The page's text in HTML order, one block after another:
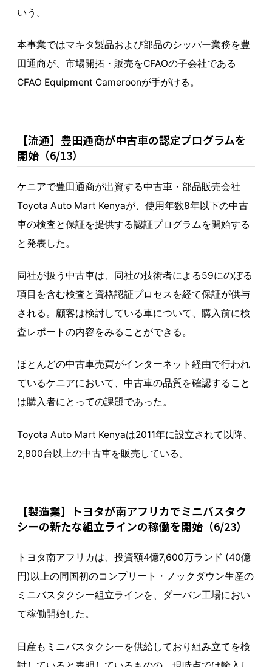
いう。
本事業ではマキタ製品および部品のシッパー業務を豊
田通商が、市場開拓・販売をCFAOの子会社である
CFAO Equipment Cameroonが手がける。
【流通】豊田通商が中古車の認定プログラムを
開始（6/13）
ケニアで豊田通商が出資する中古車・部品販売会社
Toyota Auto Mart Kenyaが、使用年数8年以下の中古
車の検査と保証を提供する認証プログラムを開始する
と発表した。
同社が扱う中古車は、同社の技術者による59にのぼる
項目を含む検査と資格認証プロセスを経て保証が供与
される。顧客は検討している車について、購入前に検
査レポートの内容をみることができる。
ほとんどの中古車売買がインターネット経由で行われ
ているケニアにおいて、中古車の品質を確認すること
は購入者にとっての課題であった。
Toyota Auto Mart Kenyaは2011年に設立されて以降、
2,800台以上の中古車を販売している。
【製造業】トヨタが南アフリカでミニバスタク
シーの新たな組立ラインの稼働を開始（6/23）
トヨタ南アフリカは、投資額4億7,600万ランド (40億
円)以上の同国初のコンプリート・ノックダウン生産の
ミニバスタクシー組立ラインを、ダーバン工場におい
て稼働開始した。
日産もミニバスタクシーを供給しており組み立てを検